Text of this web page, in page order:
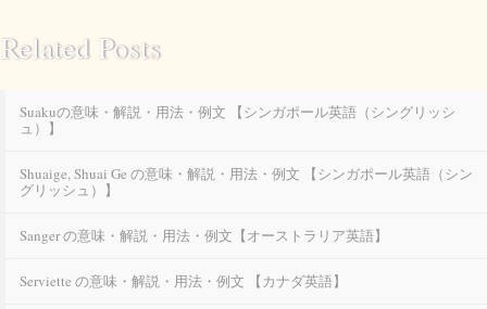
Related Posts
Suakuの意味・解説・用法・例文 【シンガポール英語（シングリッシ
ュ）】
Shuaige, Shuai Ge の意味・解説・用法・例文 【シンガポール英語（シン
グリッシュ）】
Sanger の意味・解説・用法・例文【オーストラリア英語】
Serviette の意味・解説・用法・例文 【カナダ英語】